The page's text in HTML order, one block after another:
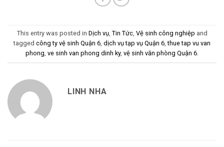
This entry was posted in Dịch vụ, Tin Tức, Vệ sinh công nghiệp and
tagged công ty vệ sinh Quận 6, dịch vụ tạp vụ Quận 6,thue tap vu van
phong, ve sinh van phong dinh ky, vệ sinh văn phòng Quận 6.
LINH NHA